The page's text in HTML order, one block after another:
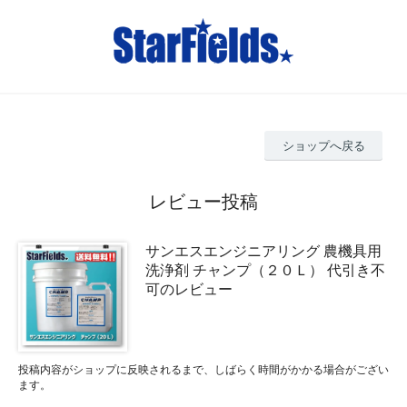
ショップへ戻る
レビュー投稿
サンエスエンジニアリング 農機具用
洗浄剤 チャンプ（２０Ｌ） 代引き不
可のレビュー
投稿内容がショップに反映されるまで、しばらく時間がかかる場合がござい
ます。